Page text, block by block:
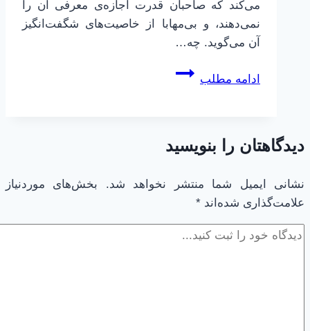
می‌کند که صاحبان قدرت اجازه‌ی معرفی آن را
نمی‌دهند، و بی‌مهابا از خاصیت‌های شگفت‌انگیز
آن می‌گوید. چه…
ادامه مطلب
رسانه
دیدگاهتان را بنویسید
نشانی ایمیل شما منتشر نخواهد شد.
بخش‌های موردنیاز
علامت‌گذاری شده‌اند *